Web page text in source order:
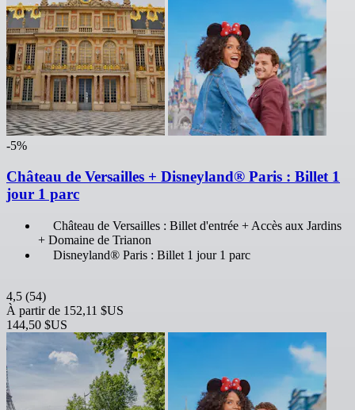
-5%
Château de Versailles + Disneyland® Paris : Billet 1
jour 1 parc
Château de Versailles : Billet d'entrée + Accès aux Jardins
+ Domaine de Trianon
Disneyland® Paris : Billet 1 jour 1 parc
4,5 (54)
À partir de 152,11 $US
144,50 $US